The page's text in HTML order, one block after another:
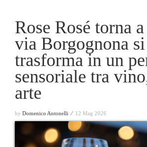
Rose Rosé torna
via Borgognona si
trasforma in un
sensoriale tra
arte
by Domenico Antonelli ⁄ 12 Mag 2026